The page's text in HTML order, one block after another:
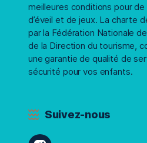
meilleures conditions pour
d’éveil et de jeux. La charte
par la Fédération Nationale
de la Direction du tourisme,
une garantie de qualité de
sécurité pour vos enfants.
Suivez-nous